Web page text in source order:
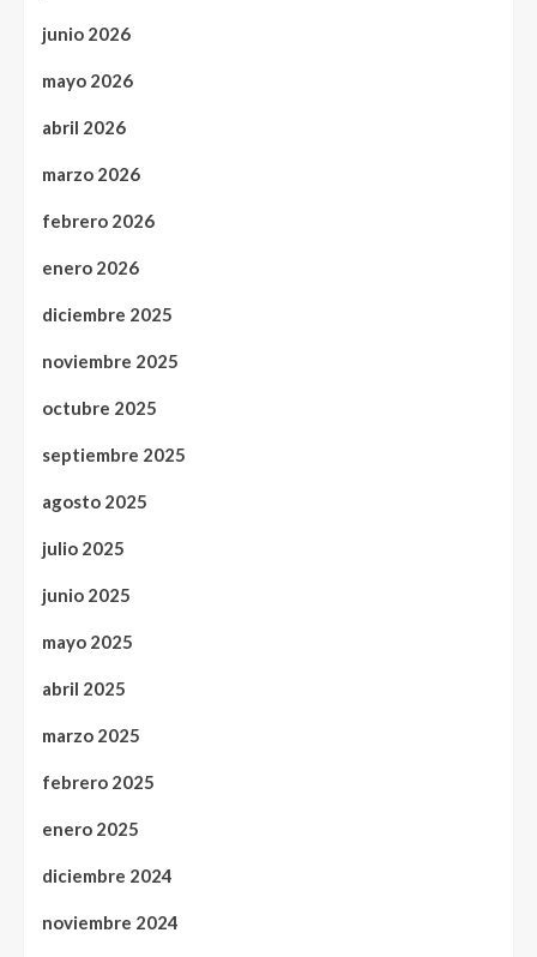
junio 2026
mayo 2026
abril 2026
marzo 2026
febrero 2026
enero 2026
diciembre 2025
noviembre 2025
octubre 2025
septiembre 2025
agosto 2025
julio 2025
junio 2025
mayo 2025
abril 2025
marzo 2025
febrero 2025
enero 2025
diciembre 2024
noviembre 2024